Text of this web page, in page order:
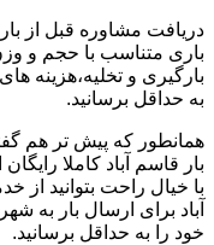
دریافت مشاوره قبل از
باری متناسب با حجم و
بارگیری و تخلیه،هزینه
به حداقل برسانید.
همانطور که پیش تر هم
بار قاسم آباد کاملا
با خیال راحت بتوانید از
آباد برای ارسال بار به
خود را به حداقل برسانید.